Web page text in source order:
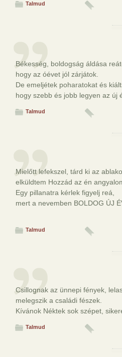
Talmud
Békesség, boldogság áldása
hogy az óévet jól zárjátok.
De emeljétek poharatokat és
hogy szebb és jobb legyen az új
Talmud
Mielőtt lefekszel, tárd ki az
elküldtem Hozzád az én
Egy pillanatra kérlek figyelj reá,
mert a nevemben BOLDOG ÚJ
Talmud
Csillognak az ünnepi fények,
melegszik a családi fészek.
Kívánok Néktek sok szépet,
Talmud